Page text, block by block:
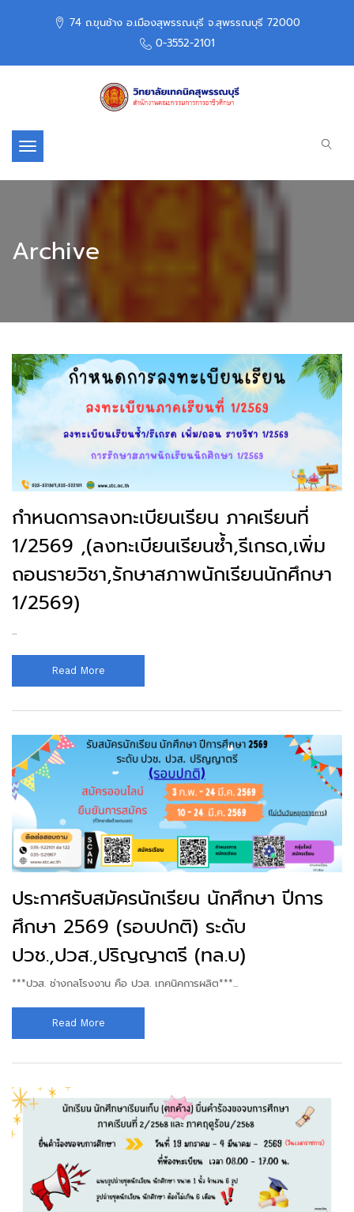
74 ถ.ขุนช้าง อ.เมืองสุพรรณบุรี จ.สุพรรณบุรี 72000
0-3552-2101
Toggle navigation
Archive
กำหนดการลงทะเบียนเรียน ภาคเรียนที่
1/2569 ,(ลงทะเบียนเรียนซ้ำ,รีเกรด,เพิ่ม
ถอนรายวิชา,รักษาสภาพนักเรียนนักศึกษา
1/2569)
...
Read More
ประกาศรับสมัครนักเรียน นักศึกษา ปีการ
ศึกษา 2569 (รอบปกติ) ระดับ
ปวช.,ปวส.,ปริญญาตรี (ทล.บ)
***ปวส. ช่างกลโรงงาน คือ ปวส. เทคนิคการผลิต***...
Read More